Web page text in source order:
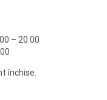
– 20.00
închise.